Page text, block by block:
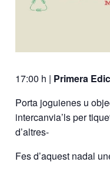
17:00 h | Primera
Porta joguienes u
intercanvia’ls per
d’altres-
Fes d’aquest nadal